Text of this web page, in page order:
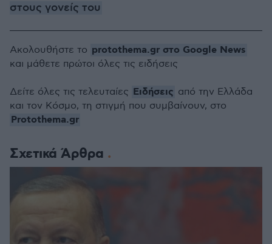
στους γονείς του
Σχετικά Άρθρα
Ακολουθήστε το protothema.gr στο Google News
και μάθετε πρώτοι όλες τις ειδήσεις
Δείτε όλες τις τελευταίες Ειδήσεις από την Ελλάδα
και τον Κόσμο, τη στιγμή που συμβαίνουν, στο
Protothema.gr